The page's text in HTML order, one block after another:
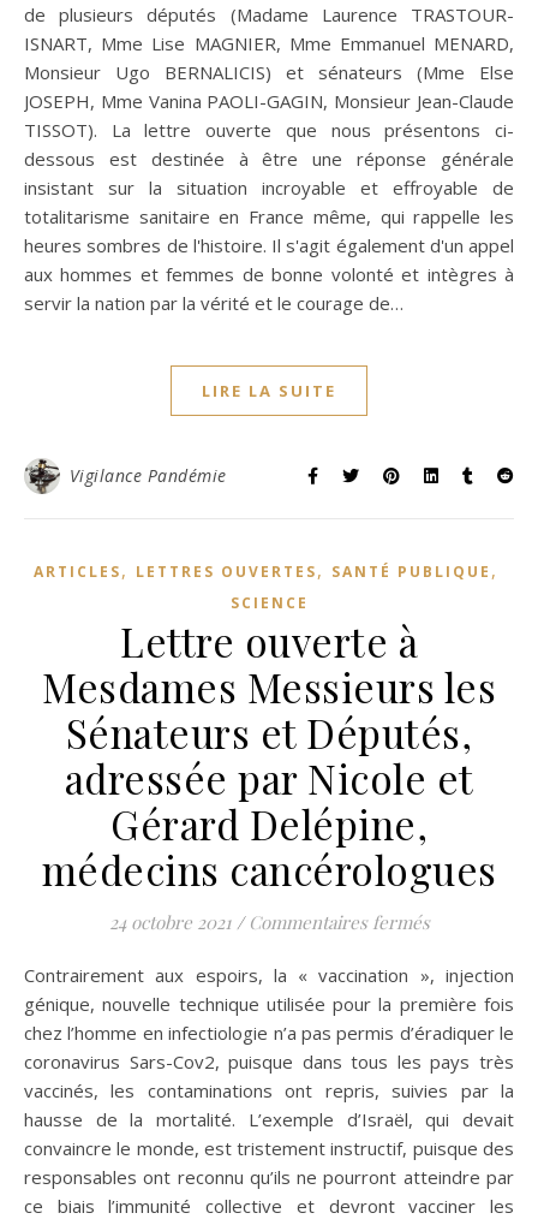
de plusieurs députés (Madame Laurence TRASTOUR-
ISNART, Mme Lise MAGNIER, Mme Emmanuel MENARD,
Monsieur Ugo BERNALICIS) et sénateurs (Mme Else
JOSEPH, Mme Vanina PAOLI-GAGIN, Monsieur Jean-Claude
TISSOT). La lettre ouverte que nous présentons ci-
dessous est destinée à être une réponse générale
insistant sur la situation incroyable et effroyable de
totalitarisme sanitaire en France même, qui rappelle les
heures sombres de l'histoire. Il s'agit également d'un appel
aux hommes et femmes de bonne volonté et intègres à
servir la nation par la vérité et le courage de…
LIRE LA SUITE
Vigilance Pandémie
ARTICLES, LETTRES OUVERTES, SANTÉ PUBLIQUE ,
SCIENCE
Lettre ouverte à
Mesdames Messieurs les
Sénateurs et Députés,
adressée par Nicole et
Gérard Delépine,
médecins cancérologues
24 octobre 2021 / Commentaires ferméssur Lettre
Contrairement aux espoirs, la « vaccination », injection
génique, nouvelle technique utilisée pour la première fois
chez l’homme en infectiologie n’a pas permis d’éradiquer le
coronavirus Sars-Cov2, puisque dans tous les pays très
vaccinés, les contaminations ont repris, suivies par la
hausse de la mortalité. L’exemple d’Israël, qui devait
convaincre le monde, est tristement instructif, puisque des
responsables ont reconnu qu’ils ne pourront atteindre par
ce biais l’immunité collective et devront vacciner les